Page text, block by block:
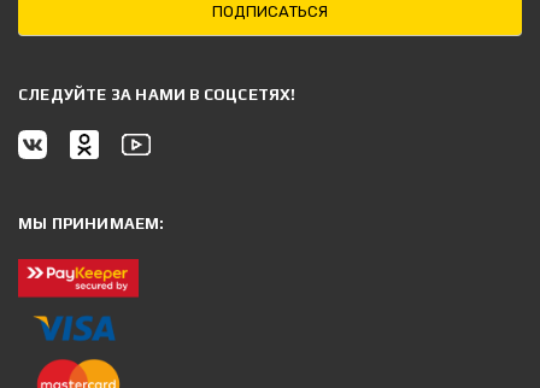
ПОДПИСАТЬСЯ
CЛЕДУЙТЕ ЗА НАМИ В СОЦСЕТЯХ!
МЫ ПРИНИМАЕМ: